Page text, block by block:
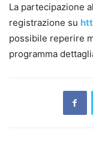
La partecipazione
registrazione su
possibile reperire
programma